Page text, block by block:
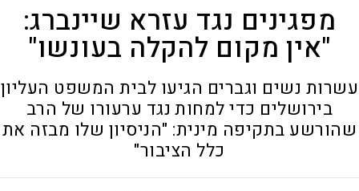
מפגינים נגד עזרא שיינברג:
"אין מקום להקלה בעונשו"
עשרות נשים וגברים הגיעו לבית המשפט העליון
בירושלים כדי למחות נגד ערעורו של הרב
שהורשע בתקיפה מינית: "הניסיון שלו מבזה את
כלל הציבור"